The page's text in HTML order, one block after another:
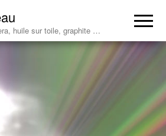
huile sur toile, graphite …